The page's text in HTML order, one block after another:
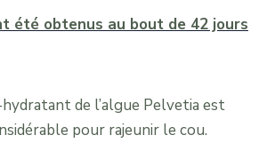
été obtenus au bout de 42 jours
de l’algue Pelvetia est
pour rajeunir le cou.